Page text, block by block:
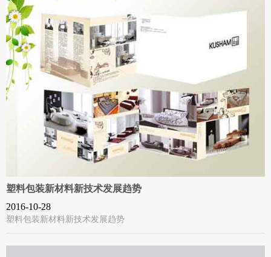
塑料包装新材料新技术发展趋势
2016-10-28
塑料包装新材料新技术发展趋势